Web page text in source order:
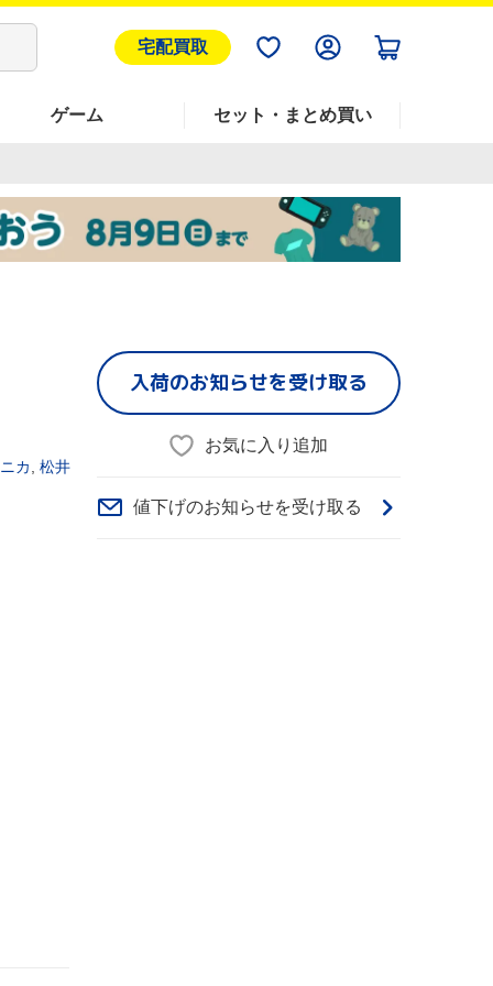
宅配買取
ゲーム セット・まとめ買い
カ 松井
入荷のお知らせを受け取る
お気に入り追加
値下げのお知らせを受け取る